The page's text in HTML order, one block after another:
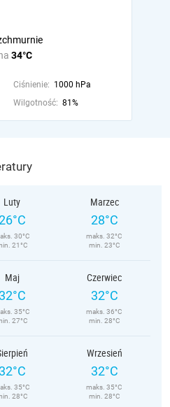
34°C
Ciśnienie: 1000 hPa
Wilgotność: 81%
Luty
30°C
21°C
Marzec
28°C
maks. 32°C
min. 23°C
Maj
32°C
35°C
27°C
Czerwiec
32°C
maks. 36°C
min. 28°C
32°C
35°C
28°C
Wrzesień
32°C
maks. 35°C
min. 28°C